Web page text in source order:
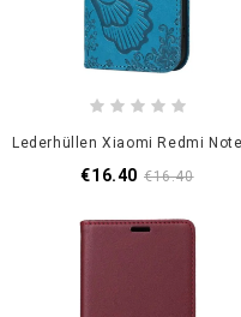
€16.40 €16.40